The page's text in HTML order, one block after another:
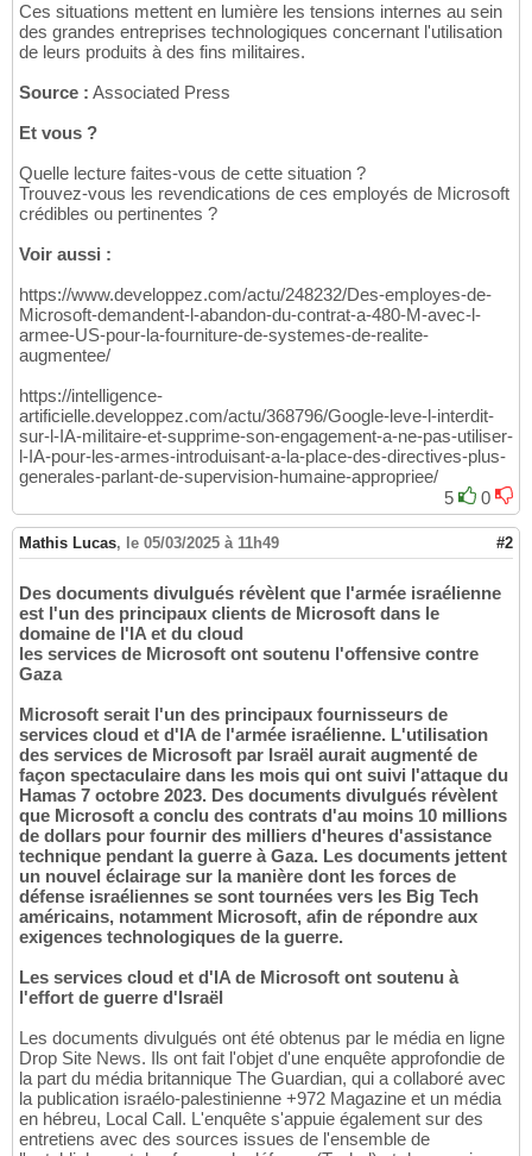
Ces situations mettent en lumière les tensions internes au sein
des grandes entreprises technologiques concernant l'utilisation
de leurs produits à des fins militaires.
Source : Associated Press
Et vous ?
Quelle lecture faites-vous de cette situation ?
Trouvez-vous les revendications de ces employés de Microsoft
crédibles ou pertinentes ?
Voir aussi :
https://www.developpez.com/actu/248232/Des-employes-de-
Microsoft-demandent-l-abandon-du-contrat-a-480-M-avec-l-
armee-US-pour-la-fourniture-de-systemes-de-realite-
augmentee/
https://intelligence-
artificielle.developpez.com/actu/368796/Google-leve-l-interdit-
sur-l-IA-militaire-et-supprime-son-engagement-a-ne-pas-utiliser-
l-IA-pour-les-armes-introduisant-a-la-place-des-directives-plus-
generales-parlant-de-supervision-humaine-appropriee/
5
0
Mathis Lucas, le 05/03/2025 à 11h49 #2
Des documents divulgués révèlent que l'armée israélienne
est l'un des principaux clients de Microsoft dans le
domaine de l'IA et du cloud
les services de Microsoft ont soutenu l'offensive contre
Gaza
Microsoft serait l'un des principaux fournisseurs de
services cloud et d'IA de l'armée israélienne. L'utilisation
des services de Microsoft par Israël aurait augmenté de
façon spectaculaire dans les mois qui ont suivi l'attaque du
Hamas 7 octobre 2023. Des documents divulgués révèlent
que Microsoft a conclu des contrats d'au moins 10 millions
de dollars pour fournir des milliers d'heures d'assistance
technique pendant la guerre à Gaza. Les documents jettent
un nouvel éclairage sur la manière dont les forces de
défense israéliennes se sont tournées vers les Big Tech
américains, notamment Microsoft, afin de répondre aux
exigences technologiques de la guerre.
Les services cloud et d'IA de Microsoft ont soutenu à
l'effort de guerre d'Israël
Les documents divulgués ont été obtenus par le média en ligne
Drop Site News. Ils ont fait l'objet d'une enquête approfondie de
la part du média britannique The Guardian, qui a collaboré avec
la publication israélo-palestinienne +972 Magazine et un média
en hébreu, Local Call. L'enquête s'appuie également sur des
entretiens avec des sources issues de l'ensemble de